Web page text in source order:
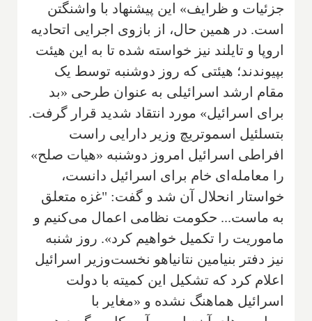
جزئیات و ظرایف» این پیشنهاد با واشنگتن
است. در همین حال، از بازوی اجرایی اتحادیه
اروپا و تایلند نیز خواسته شده تا به این هیئت
بپیوندند؛ هیئتی که روز دوشنبه توسط یک
مقام ارشد اسرائیلی به عنوان طرحی «بد
برای اسرائیل» مورد انتقاد شدید قرار گرفت.
بتسلئیل اسموتریچ وزیر دارایی راست
افراطی اسرائیل امروز دوشنبه «هیات صلح»
را معامله‌ای خام برای اسرائیل دانست،
خواستار انحلال آن شد و گفت: "غزه متعلق
به ماست... حکومت نظامی اعمال می‌کنیم و
ماموریت را تکمیل خواهیم کرد». روز شنبه
نیز دفتر بنیامین نتانیاهو نخست‌وزیر اسرائیل
اعلام کرد که تشکیل این کمیته با دولت
اسرائیل هماهنگ نشده و «مغایر با